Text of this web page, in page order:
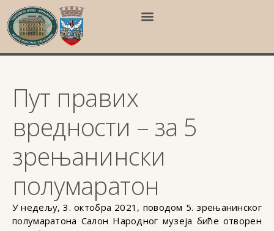
Пут правих
вредности – за 5
зрењанински
полумаратон
У недељу, 3. октобра 2021, поводом 5. зрењанинског
полумаратона Салон Народног музеја биће отворен